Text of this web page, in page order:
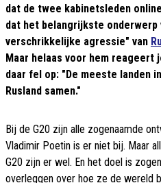
dat de twee kabinetsleden
dat het belangrijkste onderwerp
verschrikkelijke agressie" van
Maar helaas voor hem reageert
daar fel op: "De meeste landen
Rusland samen."
Bij de G20 zijn alle zogenaamde
Vladimir Poetin is er niet bij. Maar
G20 zijn er wel. En het doel is
overleggen over hoe ze de wereld